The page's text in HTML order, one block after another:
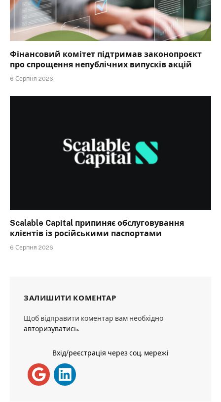
Фінансовий комітет підтримав законопроєкт
про спрощення непублічних випусків акцій
6 Серпня 2026
Scalable Capital припиняє обслуговування
клієнтів із російськими паспортами
6 Серпня 2026
ЗАЛИШИТИ КОМЕНТАР
Щоб відправити коментар вам необхідно
авторизуватись.
Вхід/реєстрація через соц. мережі